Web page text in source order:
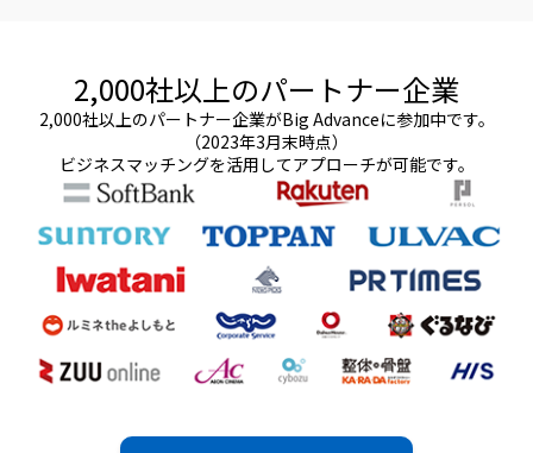
2,000社以上のパートナー企業
2,000社以上のパートナー企業がBig Advanceに参加中です。
（2023年3月末時点）
ビジネスマッチングを活用してアプローチが可能です。